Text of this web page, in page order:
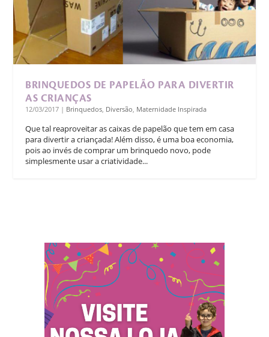
BRINQUEDOS DE PAPELÃO PARA DIVERTIR
AS CRIANÇAS
12/03/2017 | Brinquedos, Diversão, Maternidade Inspirada
Que tal reaproveitar as caixas de papelão que tem em casa
para divertir a criançada! Além disso, é uma boa economia,
pois ao invés de comprar um brinquedo novo, pode
simplesmente usar a criatividade...